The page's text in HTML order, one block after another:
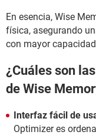
En esencia, Wise
física, asegurando
con mayor
¿Cuáles son
de Wise
Interfaz fácil de
Optimizer es